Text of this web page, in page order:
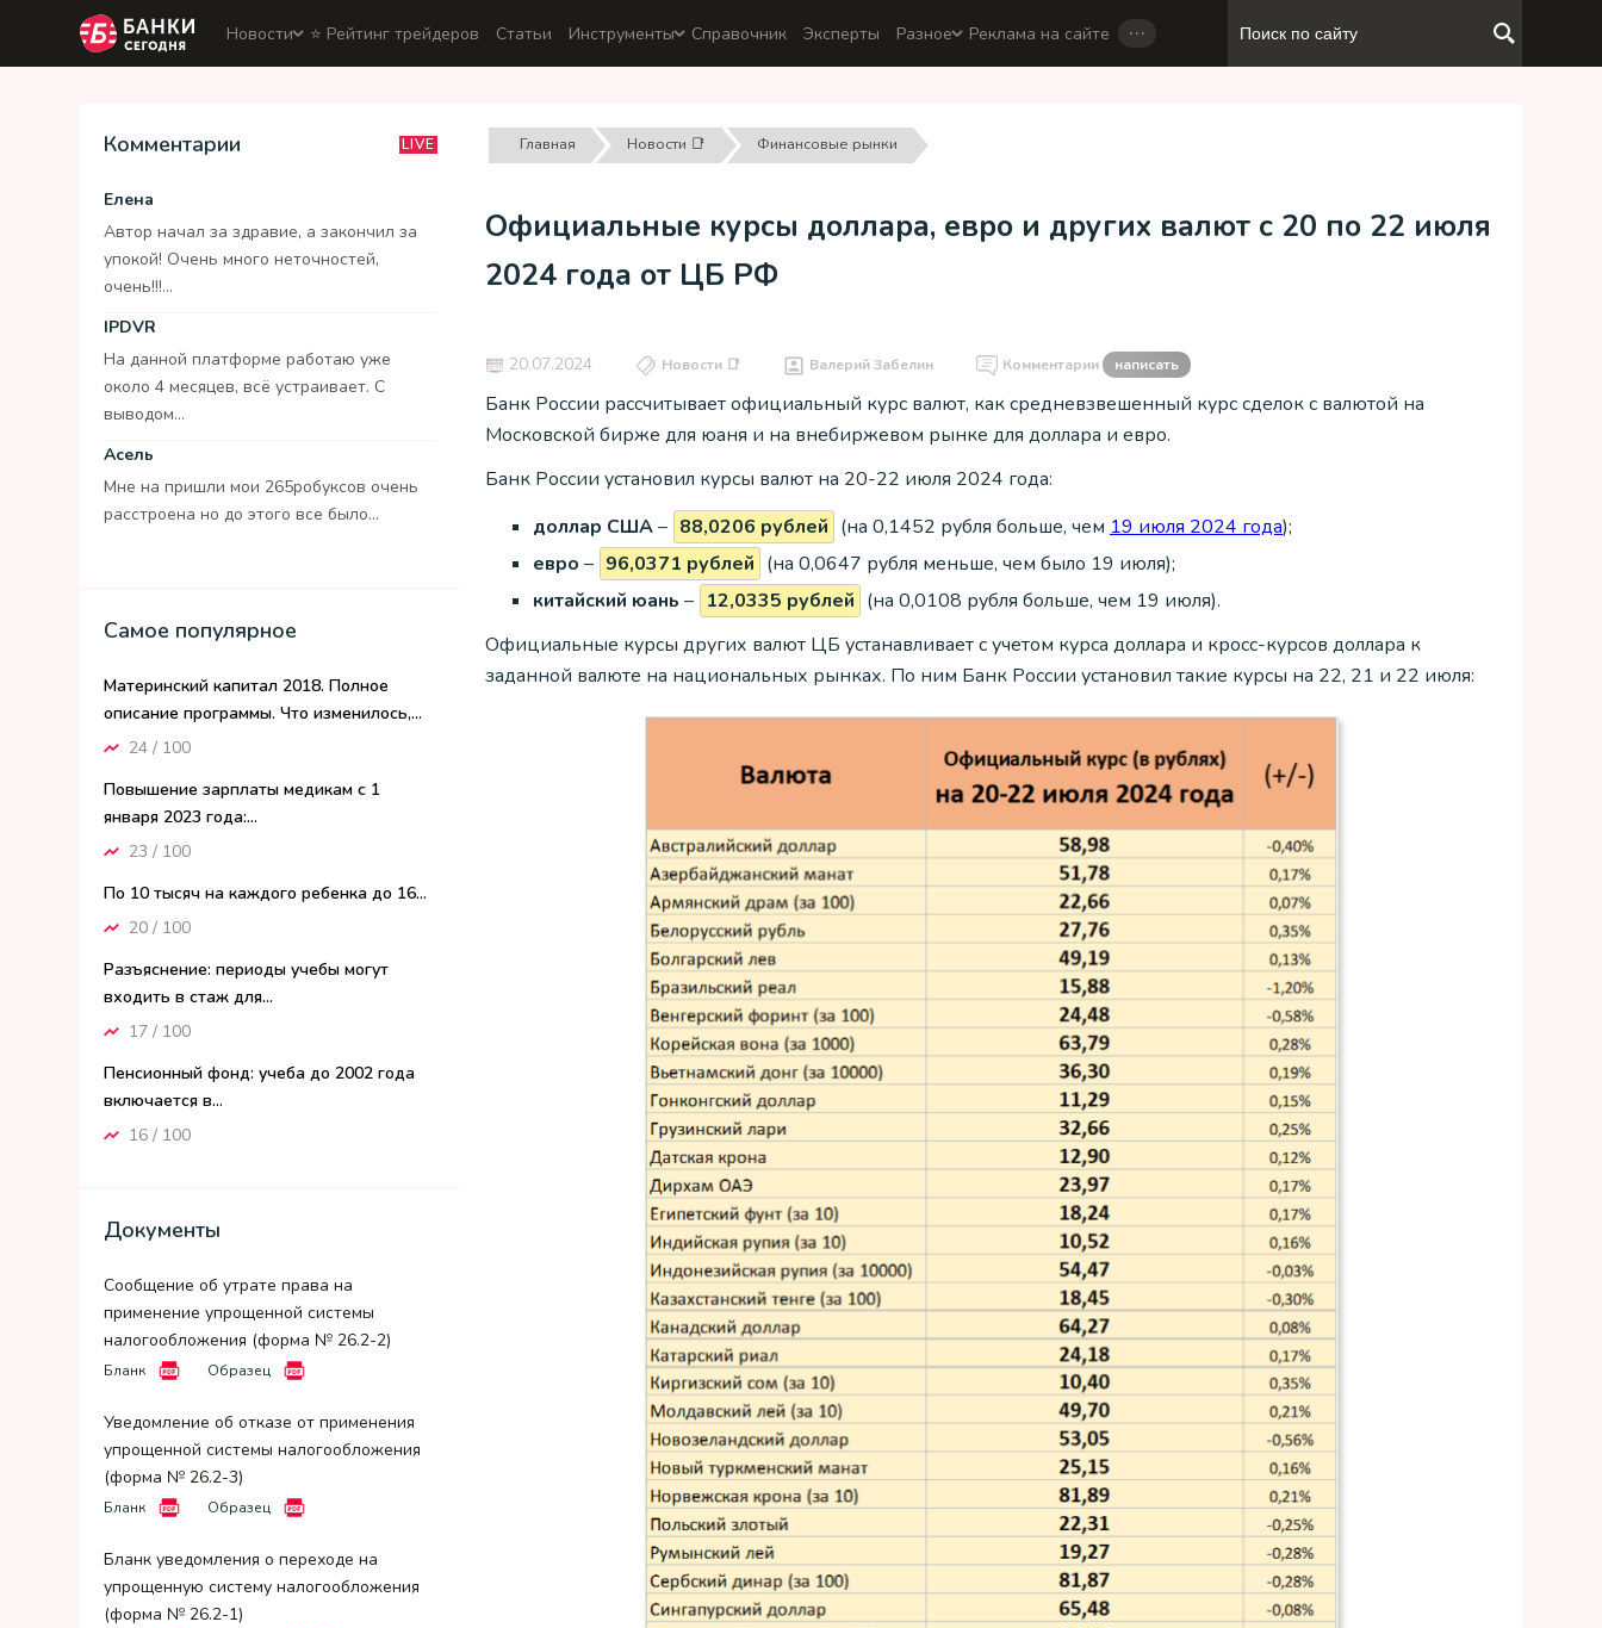
Новости ⭐️ Рейтинг трейдеров Статьи Инструменты Справочник Эксперты Разное Реклама на сайте …
Комментарии LIVE
Елена
Автор начал за здравие, а закончил за
упокой! Очень много неточностей,
очень!!!...
IPDVR
На данной платформе работаю уже
около 4 месяцев, всё устраивает. С
выводом...
Асель
Мне на пришли мои 265робуксов очень
расстроена но до этого все было...
Самое популярное
Материнский капитал 2018. Полное
описание программы. Что изменилось,...
24 / 100
Повышение зарплаты медикам с 1
января 2023 года:...
23 / 100
По 10 тысяч на каждого ребенка до 16...
20 / 100
Разъяснение: периоды учебы могут
входить в стаж для...
17 / 100
Пенсионный фонд: учеба до 2002 года
включается в...
16 / 100
Документы
Сообщение об утрате права на
применение упрощенной системы
налогообложения (форма № 26.2-2)
Бланк Образец
Уведомление об отказе от применения
упрощенной системы налогообложения
(форма № 26.2-3)
Бланк Образец
Бланк уведомления о переходе на
упрощенную систему налогообложения
(форма № 26.2-1)
Главная Новости 📑 Финансовые рынки
Официальные курсы доллара, евро и других валют с 20 по 22 июля
2024 года от ЦБ РФ
20.07.2024 Новости 📑 Валерий Забелин Комментарии написать
Банк России рассчитывает официальный курс валют, как средневзвешенный курс сделок с валютой на
Московской бирже для юаня и на внебиржевом рынке для доллара и евро.
Банк России установил курсы валют на 20-22 июля 2024 года:
доллар США– 88,0206 рублей (на 0,1452 рубля больше, чем 19 июля 2024 года);
евро – 96,0371 рублей (на 0,0647 рубля меньше, чем было 19 июля);
китайский юань – 12,0335 рублей (на 0,0108 рубля больше, чем 19 июля).
Официальные курсы других валют ЦБ устанавливает с учетом курса доллара и кросс-курсов доллара к
заданной валюте на национальных рынках. По ним Банк России установил такие курсы на 22, 21 и 22 июля: